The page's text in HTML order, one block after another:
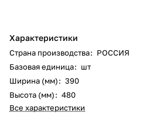
Характеристики
Страна производства: РОССИЯ
Базовая единица: шт
Ширина (мм): 390
Высота (мм): 480
Все характеристики